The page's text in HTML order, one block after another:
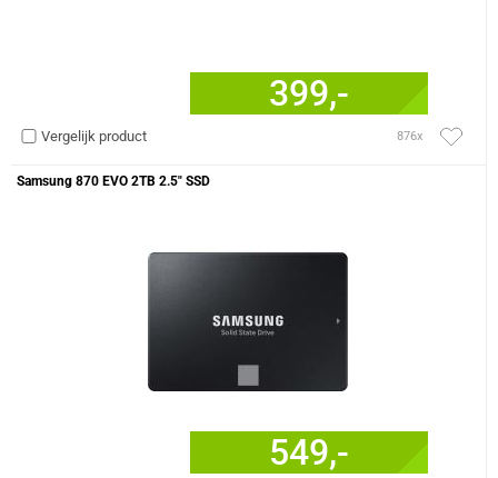
Vergelijk product
399,-
876x
Samsung 870 EVO 2TB 2.5" SSD
549,-